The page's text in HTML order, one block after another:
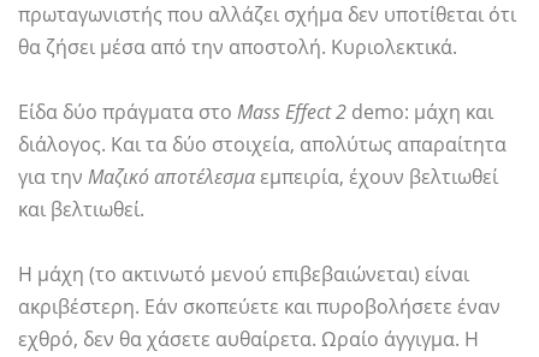
πρωταγωνιστής που αλλάζει σχήμα δεν υποτίθεται ότι
θα ζήσει μέσα από την αποστολή. Κυριολεκτικά.
Είδα δύο πράγματα στο Mass Effect 2 demo: μάχη και
διάλογος. Και τα δύο στοιχεία, απολύτως απαραίτητα
για την Μαζικό αποτέλεσμαεμπειρία, έχουν βελτιωθεί
και βελτιωθεί.
Η μάχη (το ακτινωτό μενού επιβεβαιώνεται) είναι
ακριβέστερη. Εάν σκοπεύετε και πυροβολήσετε έναν
εχθρό, δεν θα χάσετε αυθαίρετα. Ωραίο άγγιγμα. Η